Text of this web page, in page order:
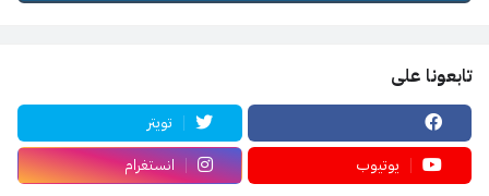
تابعونا على
تويتر
يوتيوب
انستغرام